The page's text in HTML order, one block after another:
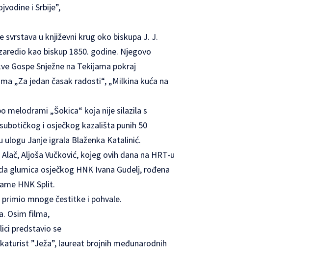
i Srbije”,
svrstava u književni krug oko biskupa J. J.
kao biskup 1850. godine. Njegovo
Gospe Snježne na Tekijama pokraj
„Za jedan časak radosti“, „Milkina kuća na
melodrami „Šokica“ koja nije silazila s
i osječkog kazališta punih 50
ulogu Janje igrala Blaženka Katalinić.
Aljoša Vučković, kojeg ovih dana na HRT-u
glumica osječkog HNK Ivana Gudelj, rođena
HNK Split.
mnoge čestitke i pohvale.
Osim filma,
predstavio se
”Ježa”, laureat brojnih međunarodnih